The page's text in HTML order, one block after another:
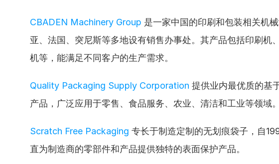
CBADEN Machinery Group 是一家中国的印刷和包装相关机
亚、法国、突尼斯等多地设有销售办事处。其产品包括印刷机
机等，能满足不同客户的生产需求。
Quality Packaging Supply Corporation 提供业内最优质的基
产品，广泛应用于零售、食品服务、农业、清洁和工业等领域。
Scratch Free Packaging 专长于制造定制的无划痕袋子，自
直为制造商的零部件和产品提供独特的表面保护产品。